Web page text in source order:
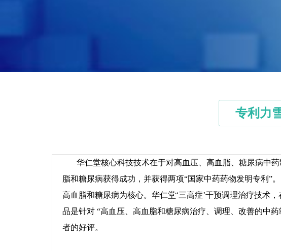
专利力
华仁堂核心科技技术在于对高血压、高血脂、糖尿病中药
脂和糖尿病获得成功，并获得两项“国家中药药物发明专利”
高血脂和糖尿病为核心。华仁堂‘三高症’干预调理治疗技术
品是针对 “高血压、高血脂和糖尿病治疗、调理、改善的中
者的好评。